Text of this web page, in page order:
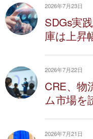
2026年7月23日
SDGs実
庫は上昇
2026年7月22日
CRE、物
ム市場を
2026年7月21日